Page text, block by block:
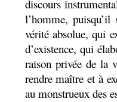
discours
l’homme,
vérité absolue, qui
d’existence, qui
raison privée de la
rendre maître et à
au monstrueux des